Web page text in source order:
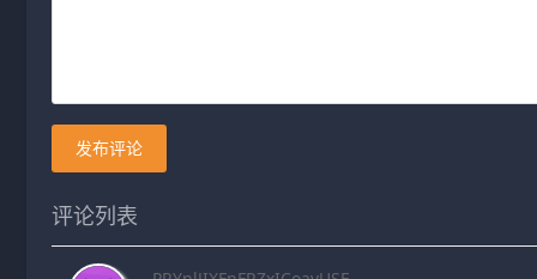
发布评论
评论列表